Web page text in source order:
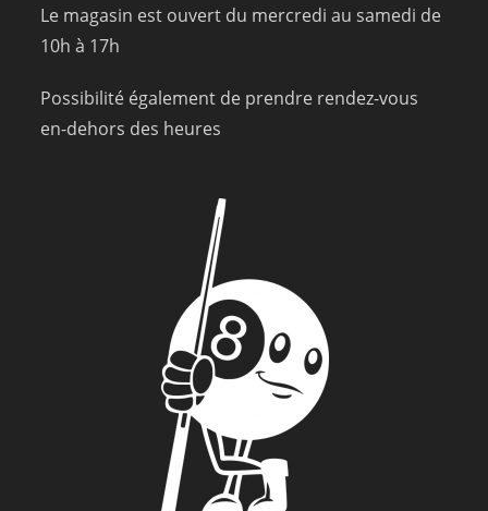
Le magasin est ouvert du mercredi au samedi de
10h à 17h
Possibilité également de prendre rendez-vous
en-dehors des heures